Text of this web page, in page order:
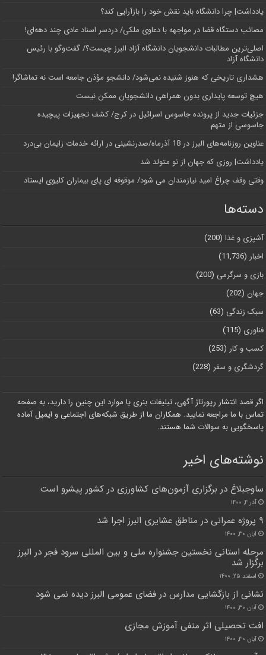
یادداشت| چرا دانشگاه باید نقش خود را بازآرایی کند؟
مصائب دستگاه قضا در مواجهه با دعاوی ملکی/ دردسر اسناد عادی چند‌ دهه‌ای!
اصلی‌ترین مطالبات دانشجویان دانشگاه آزاد البرز چیست؟/ گفت‌وگو با رئیس
دانشگاه آز‌اد
هشداری تاریخی که هنوز شنیده نمی‌شود/ دانشجو مؤذن جامعه است نه تماشاگر!
هیچ توسعه پایداری بدون همراهی دانشجویان ممکن نیست
جزئیات جدید از پرونده جاسوس اسرائیل در کرج/‌ کشف تجهیزات پیچیده
جاسوسی از متهم
عناوین روزنامه‌های البرز در ‌18 آذرماه/صدرنشینی در ارائه خدمات زایمان بی‌درد
یادداشت| روزی که جهان از نو متولد شد
وقتی وقف چراغ امید نیازمندان می شود/ موقوفه ای پای بیماران کلیوی ایستاد
دسته‌ها
آشپزی و غذا (200)
اخبار (11,736)
بازی و سرگرمی (200)
جهان (202)
سبک زندگی (63)
فناوری (115)
کسب و کار (253)
گردشگری و سفر (228)
اگر قصد انتشار رپورتاژ آگهی، تبلیغات بنری یا موارد این چنین را دارید، به صفحه
تماس با ما مراجعه نمایید. همکاران ما از طریق شبکه‌های اجتماعی و ایمیل آماده
پاسخگویی به سوالات شما هستند.
نوشته‌های اخیر
ساوجبلاغ در برگزاری آزمون‌های کشاورزی در کشور پیشرو است
آذر ۴, ۱۴۰۰
۹ پروژه عمرانی در مناطق عشایری البرز اجرا شد
آبان ۳۰, ۱۴۰۰
مرحله استانی نخستین جشنواره ملی و بین المللی سرود فجر در البرز
برگزار شد
اسفند ۲۵, ۱۴۰۰
نشانی از بازگشایی مدارس در فضای عمومی البرز دیده نمی شود
آبان ۳۰, ۱۴۰۰
افت تحصیلی اثر منفی آموزش مجازی
آبان ۳۰, ۱۴۰۰